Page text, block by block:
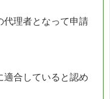
代理者となって申請
適合していると認め